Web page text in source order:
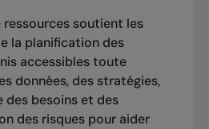
soutient les
la planification des
accessibles toute
données, des stratégies,
des besoins et des
des risques pour aider